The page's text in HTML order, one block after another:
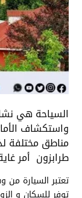
السياحة هي
واستكشاف
مناطق مختلفة
طرابزون أمر
تعتبر السيارة من
توفر للسكان و